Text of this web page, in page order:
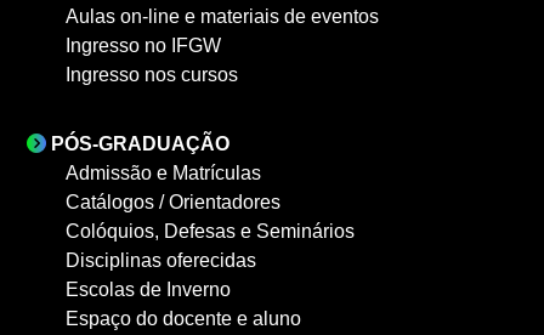
Aulas on-line e materiais de eventos
Ingresso no IFGW
Ingresso nos cursos
PÓS-GRADUAÇÃO
Admissão e Matrículas
Catálogos / Orientadores
Colóquios, Defesas e Seminários
Disciplinas oferecidas
Escolas de Inverno
Espaço do docente e aluno